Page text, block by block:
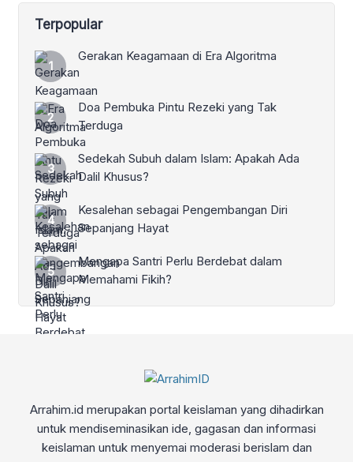
Terpopular
Gerakan Keagamaan di Era Algoritma
Doa Pembuka Pintu Rezeki yang Tak
Terduga
Sedekah Subuh dalam Islam: Apakah Ada
Dalil Khusus?
Kesalehan sebagai Pengembangan Diri
Sepanjang Hayat
Mengapa Santri Perlu Berdebat dalam
Memahami Fikih?
Arrahim.id merupakan portal keislaman yang dihadirkan
untuk mendiseminasikan ide, gagasan dan informasi
keislaman untuk menyemai moderasi berislam dan